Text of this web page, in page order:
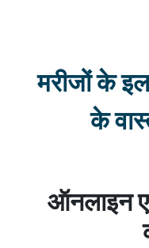
मरीजों के
के
ऑनलाइन